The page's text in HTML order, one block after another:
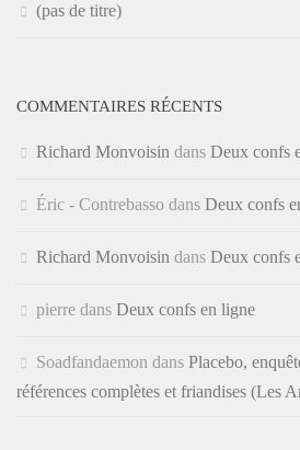
(pas de titre)
COMMENTAIRES RÉCENTS
Richard Monvoisin dans Deux confs
Éric - Contrebasso dans Deux confs
Richard Monvoisin dans Deux confs
pierre dans Deux confs en ligne
Soadfandaemon dans Placebo,
références complètes et friandises (Les